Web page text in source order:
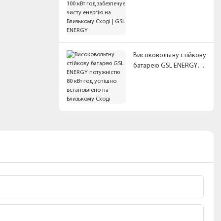
Високовольтну стійкову
батарею GSL ENERGY